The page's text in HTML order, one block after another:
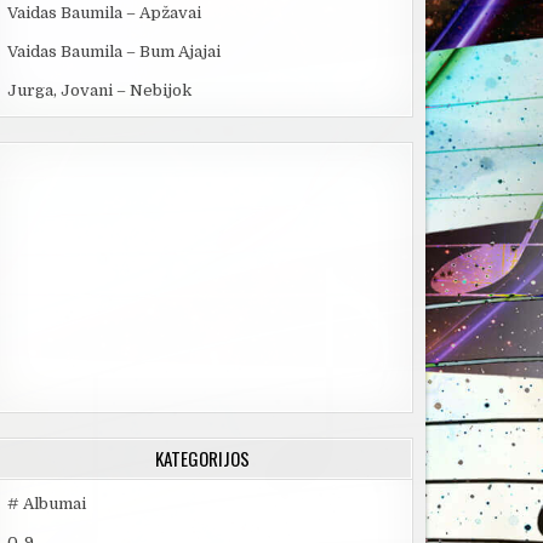
Vaidas Baumila – Apžavai
Vaidas Baumila – Bum Ajajai
Jurga, Jovani – Nebijok
KATEGORIJOS
# Albumai